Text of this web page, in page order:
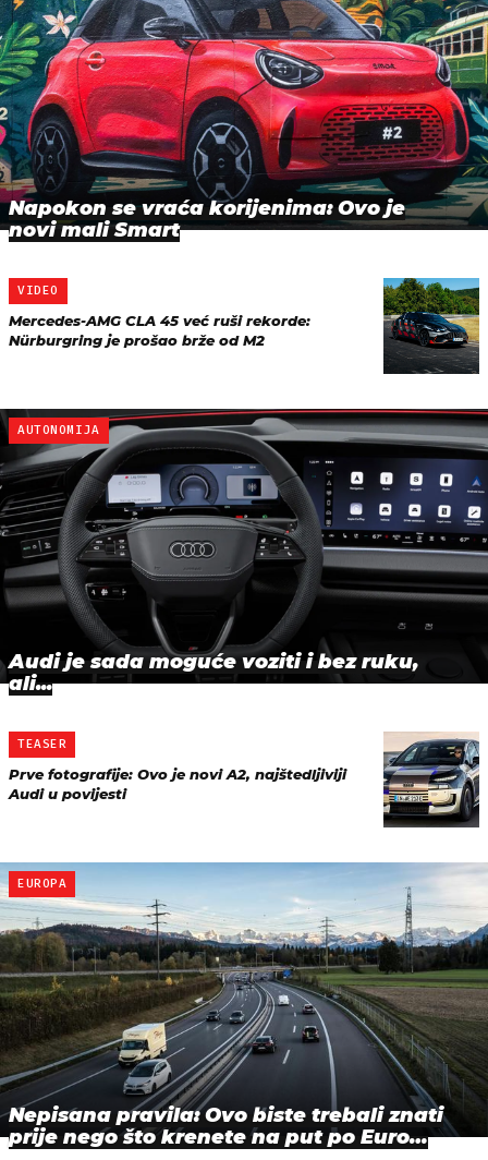
Napokon se vraća korijenima: Ovo je
novi mali Smart
VIDEO
Mercedes-AMG CLA 45 već ruši rekorde:
Nürburgring je prošao brže od M2
AUTONOMIJA
Audi je sada moguće voziti i bez ruku,
ali...
TEASER
Prve fotografije: Ovo je novi A2, najštedljiviji
Audi u povijesti
EUROPA
Nepisana pravila: Ovo biste trebali znati
prije nego što krenete na put po Euro…